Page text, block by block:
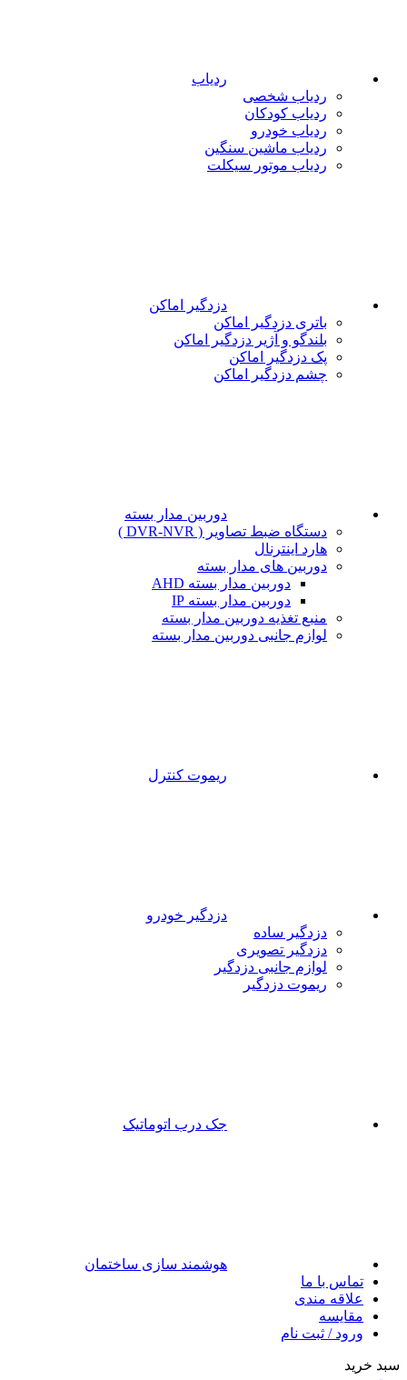
ردیاب
ردیاب شخصی
ردیاب کودکان
ردیاب خودرو
ردیاب ماشین سنگین
ردیاب موتور سیکلت
دزدگیر اماکن
باتری دزدگیر اماکن
بلندگو و آژیر دزدگیر اماکن
پک دزدگیر اماکن
چشم دزدگیر اماکن
دوربین مدار بسته
دستگاه ضبط تصاویر ( DVR-NVR )
هارد اینترنال
دوربین های مدار بسته
دوربین مدار بسته AHD
دوربین مدار بسته IP
منبع تغذیه دوربین مدار بسته
لوازم جانبی دوربین مدار بسته
ریموت کنترل
دزدگیر خودرو
دزدگیر ساده
دزدگیر تصویری
لوازم جانبی دزدگیر
ریموت دزدگیر
جک درب اتوماتیک
هوشمند سازی ساختمان
تماس با ما
علاقه مندی
مقایسه
ورود / ثبت نام
سبد خرید